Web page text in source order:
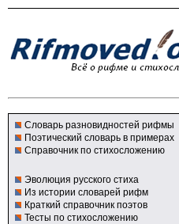
Словарь разновидностей рифмы
Поэтический словарь в примерах
Справочник по стихосложению
Эволюция русского стиха
Из истории словарей рифм
Краткий справочник поэтов
Тесты по стихосложению